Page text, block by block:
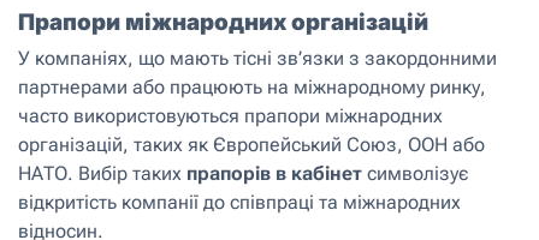
Прапори міжнародних організацій
У компаніях, що мають тісні зв’язки з закордонними
партнерами або працюють на міжнародному ринку,
часто використовуються прапори міжнародних
організацій, таких як Європейський Союз, ООН або
НАТО. Вибір таких прапорів в кабінет символізує
відкритість компанії до співпраці та міжнародних
відносин.